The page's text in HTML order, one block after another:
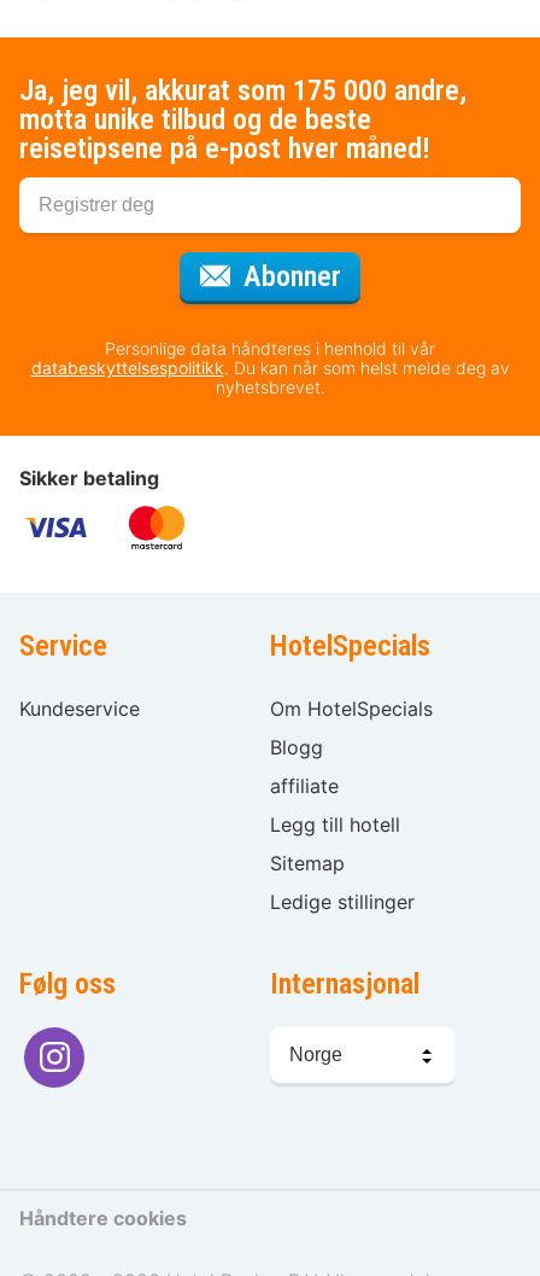
Ja, jeg vil, akkurat som 175 000 andre,
motta unike tilbud og de beste
reisetipsene på e-post hver måned!
Abonner
Personlige data håndteres i henhold til vår
databeskyttelsespolitikk. Du kan når som helst melde deg av
nyhetsbrevet.
Sikker betaling
Service
Kundeservice
HotelSpecials
Om HotelSpecials
Blogg
affiliate
Legg till hotell
Sitemap
Ledige stillinger
Følg oss Internasjonal
Håndtere cookies